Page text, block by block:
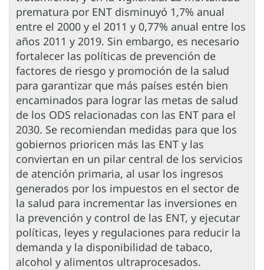
prematura por ENT disminuyó 1,7% anual
entre el 2000 y el 2011 y 0,77% anual entre los
años 2011 y 2019. Sin embargo, es necesario
fortalecer las políticas de prevención de
factores de riesgo y promoción de la salud
para garantizar que más países estén bien
encaminados para lograr las metas de salud
de los ODS relacionadas con las ENT para el
2030. Se recomiendan medidas para que los
gobiernos prioricen más las ENT y las
conviertan en un pilar central de los servicios
de atención primaria, al usar los ingresos
generados por los impuestos en el sector de
la salud para incrementar las inversiones en
la prevención y control de las ENT, y ejecutar
políticas, leyes y regulaciones para reducir la
demanda y la disponibilidad de tabaco,
alcohol y alimentos ultraprocesados.